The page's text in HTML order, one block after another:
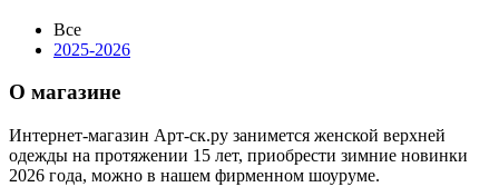
Все
2025-2026
О магазине
Интернет-магазин Арт-ск.ру занимется женской верхней
одежды на протяжении 15 лет, приобрести зимние новинки
2026 года, можно в нашем фирменном шоуруме.